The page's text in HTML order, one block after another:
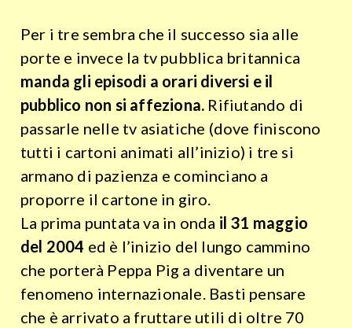
Per i tre sembra che il successo sia alle
porte e invece la tv pubblica britannica
manda gli episodi a orari diversi e il
pubblico non si affeziona. Rifiutando di
passarle nelle tv asiatiche (dove finiscono
tutti i cartoni animati all’inizio) i tre si
armano di pazienza e cominciano a
proporre il cartone in giro.
La prima puntata va in onda il 31 maggio
del 2004 ed è l’inizio del lungo cammino
che porterà Peppa Pig a diventare un
fenomeno internazionale. Basti pensare
che è arrivato a fruttare utili di oltre 70